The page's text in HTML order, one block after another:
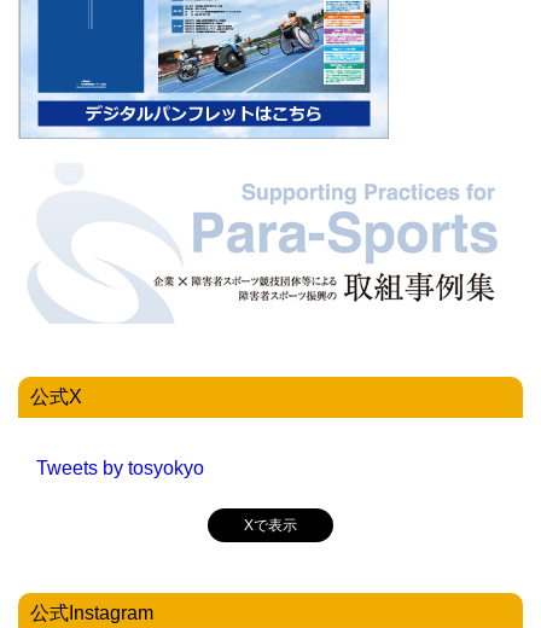
公式X
Tweets by tosyokyo
Xで表示
公式Instagram